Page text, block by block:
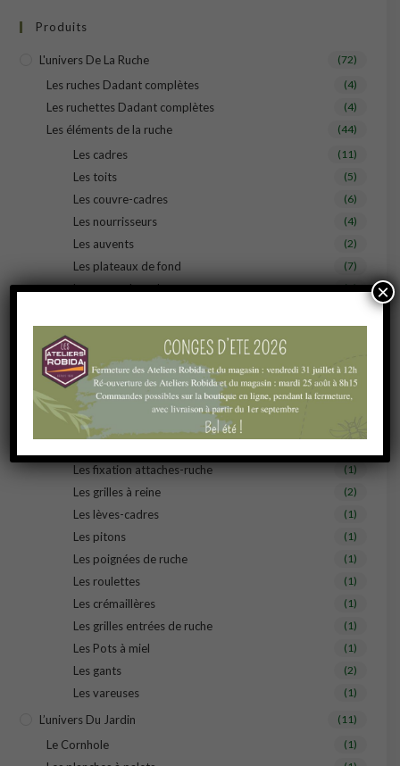
Produits
L'univers De La Ruche (72)
Les ruches Dadant complètes (4)
Les ruchettes Dadant complètes (4)
Les éléments de la ruche (44)
Les cadres (11)
Les toits (5)
Les couvre-cadres (6)
Les nourrisseurs (4)
Les auvents (2)
Les plateaux de fond (7)
Les corps de ruche (6)
La quincaillerie
Les herses
Les bobines de fil (1)
La Brosse (1)
Les cires
Les fixation attaches-ruche (1)
Les grilles à reine (2)
Les lèves-cadres (1)
Les pitons (1)
Les poignées de ruche (1)
Les roulettes (1)
Les crémaillères (1)
Les grilles entrées de ruche (1)
Les Pots à miel (1)
Les gants (2)
Les vareuses (1)
L’univers Du Jardin (11)
Le Cornhole (1)
×